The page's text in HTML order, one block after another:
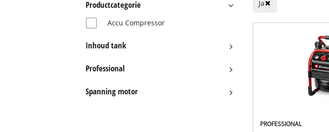
Productcategorie
Accu Compressor
Inhoud tank
Professional
Spanning motor
Ja
PROFESSIONAL